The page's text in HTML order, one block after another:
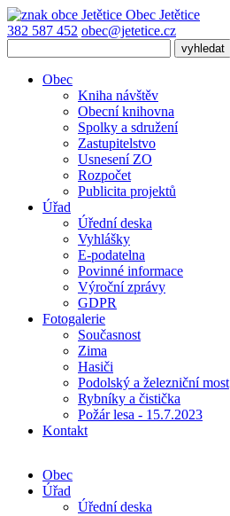
Obec Jetětice
382 587 452 obec@jetetice.cz
Obec
Kniha návštěv
Obecní knihovna
Spolky a sdružení
Zastupitelstvo
Usnesení ZO
Rozpočet
Publicita projektů
Úřad
Úřední deska
Vyhlášky
E-podatelna
Povinné informace
Výroční zprávy
GDPR
Fotogalerie
Současnost
Zima
Hasiči
Podolský a železniční most
Rybníky a čistička
Požár lesa - 15.7.2023
Kontakt
Obec
Úřad
Úřední deska